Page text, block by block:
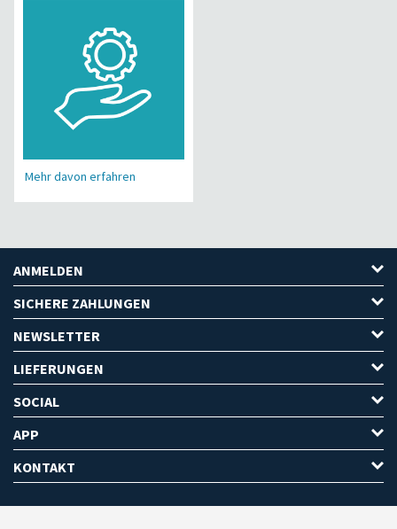
Mehr davon erfahren
ANMELDEN
SICHERE ZAHLUNGEN
NEWSLETTER
LIEFERUNGEN
SOCIAL
APP
KONTAKT